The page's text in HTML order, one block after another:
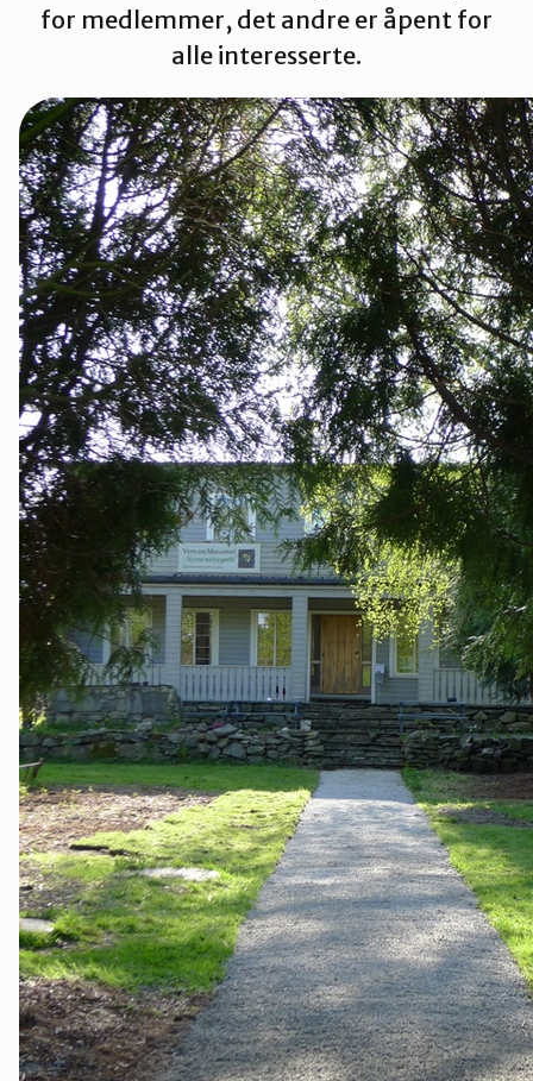
Suldal
Vindafjord og Etne
for medlemmer, det andre er åpent for
alle interesserte.